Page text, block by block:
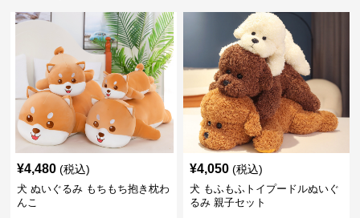
¥4,480 (税込)
犬 ぬいぐるみ もちもち抱き枕わ
んこ
¥4,050 (税込)
犬 もふもふトイプードルぬいぐ
るみ 親子セット